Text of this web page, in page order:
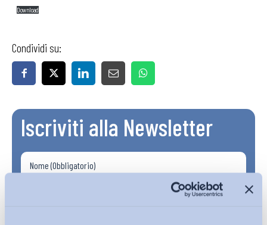
Download
Condividi su:
Iscriviti alla Newsletter